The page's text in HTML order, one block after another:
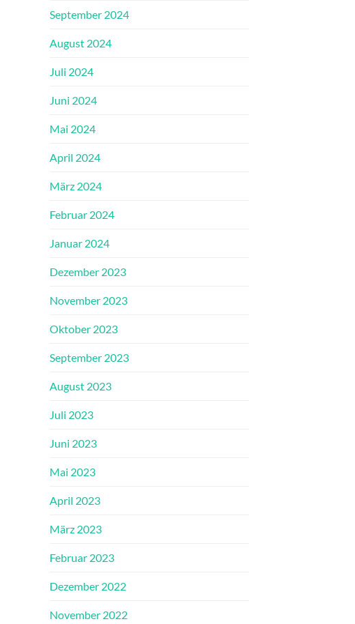
September 2024
August 2024
Juli 2024
Juni 2024
Mai 2024
April 2024
März 2024
Februar 2024
Januar 2024
Dezember 2023
November 2023
Oktober 2023
September 2023
August 2023
Juli 2023
Juni 2023
Mai 2023
April 2023
März 2023
Februar 2023
Dezember 2022
November 2022